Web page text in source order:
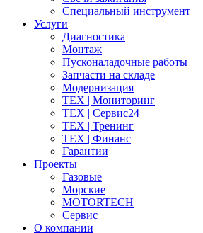
Специальный инструмент
Услуги
Диагностика
Монтаж
Пусконаладочные работы
Запчасти на складе
Модернизация
ТЕХ | Мониторинг
ТЕХ | Сервис24
ТЕХ | Тренинг
ТЕХ | Финанс
Гарантии
Проекты
Газовые
Морские
MOTORTECH
Сервис
О компании